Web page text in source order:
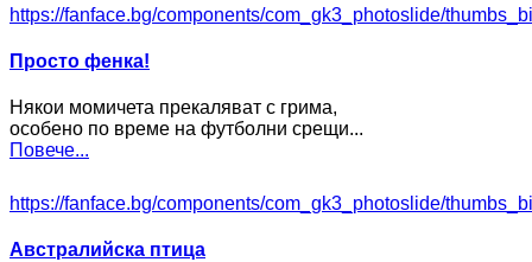
https://fanface.bg/components/com_gk3_photoslide/
Просто фенка!
Някои момичета прекаляват с грима,
особено по време на футболни срещи...
Повече...
https://fanface.bg/components/com_gk3_photoslide/
Австралийска птица